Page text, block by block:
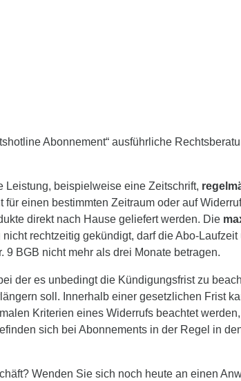
Abonnement“ ausführliche
Leistung, beispielweise eine Zeitschrift,
einen bestimmten Zeitraum oder auf
direkt nach Hause geliefert werden. Die
rechtzeitig gekündigt, darf die Abo-
BGB nicht mehr als drei Monate betragen.
der es unbedingt die Kündigungsfrist zu
soll. Innerhalb einer gesetzlichen Frist
Kriterien eines Widerrufs beachtet
sich bei Abonnements in der Regel in
Wenden Sie sich noch heute an einen